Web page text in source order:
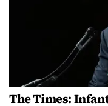
The Times: